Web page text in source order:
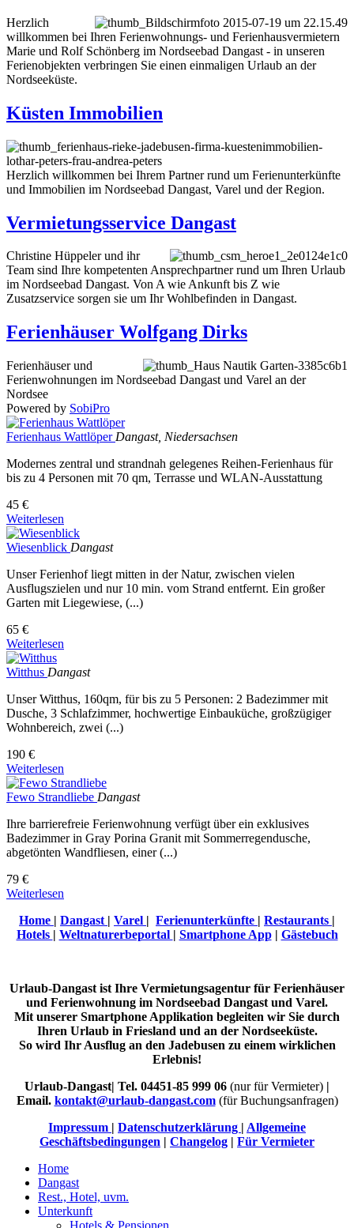
Herzlich
willkommen bei Ihren Ferienwohnungs- und Ferienhausvermietern
Marie und Rolf Schönberg im Nordseebad Dangast - in unseren
Ferienobjekten verbringen Sie einen einmaligen Urlaub an der
Nordseeküste.
Küsten Immobilien
Herzlich willkommen bei Ihrem Partner rund um Ferienunterkünfte
und Immobilien im Nordseebad Dangast, Varel und der Region.
Vermietungsservice Dangast
Christine Hüppeler und ihr
Team sind Ihre kompetenten Ansprechpartner rund um Ihren Urlaub
im Nordseebad Dangast. Von A wie Ankunft bis Z wie
Zusatzservice sorgen sie um Ihr Wohlbefinden in Dangast.
Ferienhäuser Wolfgang Dirks
Ferienhäuser und
Ferienwohnungen im Nordseebad Dangast und Varel an der
Nordsee
Powered by SobiPro
Ferienhaus Wattlöper Dangast, Niedersachsen
Modernes zentral und strandnah gelegenes Reihen-Ferienhaus für
bis zu 4 Personen mit 70 qm, Terrasse und WLAN-Ausstattung
45 €
Weiterlesen
Wiesenblick Dangast
Unser Ferienhof liegt mitten in der Natur, zwischen vielen
Ausflugszielen und nur 10 min. vom Strand entfernt. Ein großer
Garten mit Liegewiese, (...)
65 €
Weiterlesen
Witthus Dangast
Unser Witthus, 160qm, für bis zu 5 Personen: 2 Badezimmer mit
Dusche, 3 Schlafzimmer, hochwertige Einbauküche, großzügiger
Wohnbereich, zwei (...)
190 €
Weiterlesen
Fewo Strandliebe Dangast
Ihre barrierefreie Ferienwohnung verfügt über ein exklusives
Badezimmer in Gray Porina Granit mit Sommerregendusche,
abgetönten Wandfliesen, einer (...)
79 €
Weiterlesen
Home | Dangast | Varel | Ferienunterkünfte | Restaurants |
Hotels | Weltnaturerbeportal | Smartphone App| Gästebuch
Urlaub-Dangast ist Ihre Vermietungsagentur für Ferienhäuser
und Ferienwohnung im Nordseebad Dangast und Varel.
Mit unserer Smartphone Applikation begleiten wir Sie durch
Ihren Urlaub in Friesland und an der Nordseeküste.
So wird Ihr Ausflug an den Jadebusen zu einem wirklichen
Erlebnis!
Urlaub-Dangast| Tel. 04451-85 999 06 (nur für Vermieter) |
Email. kontakt@urlaub-dangast.com (für Buchungsanfragen)
Impressum | Datenschutzerklärung | Allgemeine
Geschäftsbedingungen | Changelog | Für Vermieter
Home
Dangast
Rest., Hotel, uvm.
Unterkunft